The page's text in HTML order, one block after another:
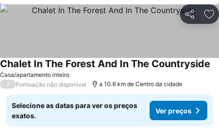
Partilhar
Casa/apartamento inteiro
Chalet In The Forest And In The Countryside
/ Pontuação não disponível a 10.6 km de Centro da cidade
Selecione as datas para ver os preços
exatos.
Ver preços